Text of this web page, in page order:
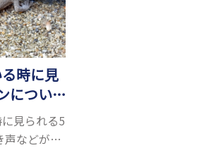
時に見
につい
見られる5
声などがな